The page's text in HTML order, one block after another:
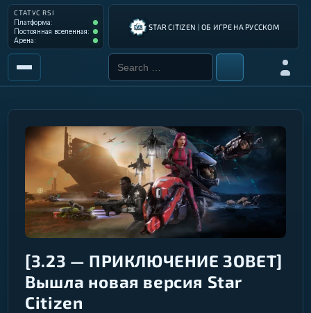
СТАТУС RSI
Платформа:
Платформа: Operational
Постоянная вселенная:
Постоянная вселенная: Operational
Арена:
Арена: Operational
STAR CITIZEN | ОБ ИГРЕ НА РУССКОМ
Search for:
Войти
ИНСТРУМЕНТЫ
РАЗРАБОТКА ИГРЫ
ИНСТРУКЦИИ ПИЛОТА
ГАЛАКТИЧЕСКИЙ ГИД
[3.23 — ПРИКЛЮЧЕНИЕ ЗОВЕТ]
Вышла новая версия Star
Citizen